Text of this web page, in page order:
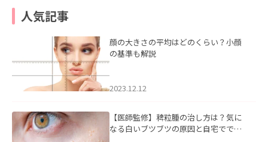
人気記事
顔の大きさの平均はどのくらい？小顔
の基準も解説
2023.12.12
【医師監修】稗粒腫の治し方は？気に
なる白いブツブツの原因と自宅ででき